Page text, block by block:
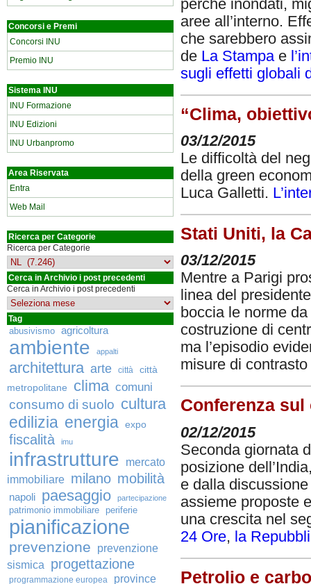
Concorsi e Premi
Concorsi INU
Premio INU
Sistema INU
INU Formazione
INU Edizioni
INU Urbanpromo
Area Riservata
Entra
Web Mail
Ricerca per Categorie
Ricerca per Categorie
Cerca in Archivio i post precedenti
Cerca in Archivio i post precedenti
Tag
abusivismo agricoltura
ambiente appalti
architettura arte città
città
metropolitane
clima comuni
consumo di suolo cultura
edilizia energia expo
fiscalità imu
infrastrutture
mercato
immobiliare milano mobilità
napoli paesaggio partecipazione
patrimonio immobiliare periferie
pianificazione
prevenzione
prevenzione
sismica
progettazione
programmazione europea province
perché inondati,
aree all’interno.
che sarebbero
de La Stampa e
sugli effetti globali
“Clima,
03/12/2015
Le difficoltà del
della green
Luca Galletti.
Stati Uniti, la
03/12/2015
Mentre a Parigi
linea del
boccia le norme
costruzione di
ma l’episodio
misure di
Conferenza
02/12/2015
Seconda giornata
posizione
e dalla
assieme proposte
una crescita nel
24 Ore, la
Petrolio e